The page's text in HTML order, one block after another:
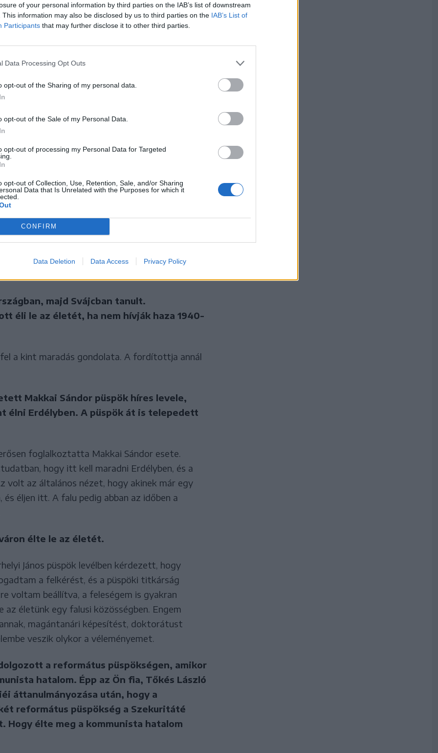
of your personal information by third parties on the IAB’s list of downstream
This information may also be disclosed by us to third parties on the IAB’s List of
Participants that may further disclose it to other third parties.
Data Processing Opt Outs
opt-out of the Sharing of my personal data.
opt-out of the Sale of my Personal Data.
opt-out of processing my Personal Data for Targeted
opt-out of Collection, Use, Retention, Sale, and/or Sharing
Data that Is Unrelated with the Purposes for which it
CONFIRM
Data Deletion Data Access Privacy Policy
Székely Mikó Kollégium nyilvánossági jog
diplomát, az érettségire Brassóba kellett
előtt románul kellett vizsgáznunk. Nem
sem tudtuk, hogy mit kérdeznek. De sikerült.
volt, hogy folytatja a
ahogy édesapám a lelkipásztorságot
ő 40 éven át Málnáson szolgált. Azt
Olyan közösségi élet alakult akkor ki a
Kolozsváron sem látom. Az emberek gyakran
Az egyháznak pedig rendkívül fontos
A magyarság és az egyház élete valahogy
mondta nekem: „nézz ide, fiam, én minden
de nehogy azt hidd, hogy olyan fene hívő
egyház nélkül Erdélyben nincs
hogy nekünk a népet kell szolgálnunk, és a
szolgálni.
majd Svájcban tanult.
éli le az életét, ha nem hívják haza 1940-
a kint maradás gondolata. A fordítottja annál
Makkai Sándor püspök híres levele,
élni Erdélyben. A püspök át is telepedett
foglalkoztatta Makkai Sándor esete.
hogy itt kell maradni Erdélyben, és a
volt az általános nézet, hogy akinek már egy
éljen itt. A falu pedig abban az időben a
élte le az életét.
János püspök levélben kérdezett, hogy
a felkérést, és a püspöki titkárság
voltam beállítva, a feleségem is gyakran
életünk egy falusi közösségben. Engem
magántanári képesítést, doktorátust
veszik olykor a véleményemet.
a református püspökségen, amikor
hatalom. Épp az Ön fia, Tőkés László
áttanulmányozása után, hogy a
református püspökség a Szekuritáté
élte meg a kommunista hatalom